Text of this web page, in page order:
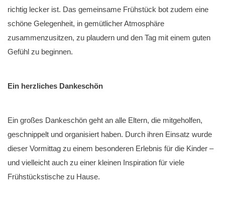
richtig lecker ist. Das gemeinsame Frühstück bot zudem eine
schöne Gelegenheit, in gemütlicher Atmosphäre
zusammenzusitzen, zu plaudern und den Tag mit einem guten
Gefühl zu beginnen.
Ein herzliches Dankeschön
Ein großes Dankeschön geht an alle Eltern, die mitgeholfen,
geschnippelt und organisiert haben. Durch ihren Einsatz wurde
dieser Vormittag zu einem besonderen Erlebnis für die Kinder –
und vielleicht auch zu einer kleinen Inspiration für viele
Frühstückstische zu Hause.